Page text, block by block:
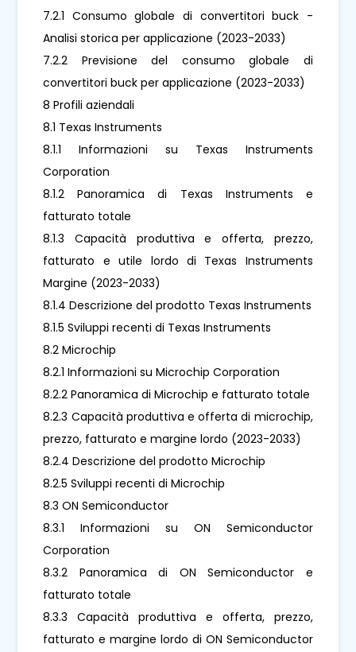
7.2.1 Consumo globale di convertitori buck -
Analisi storica per applicazione (2023-2033)
7.2.2 Previsione del consumo globale di
convertitori buck per applicazione (2023-2033)
8 Profili aziendali
8.1 Texas Instruments
8.1.1 Informazioni su Texas Instruments
Corporation
8.1.2 Panoramica di Texas Instruments e
fatturato totale
8.1.3 Capacità produttiva e offerta, prezzo,
fatturato e utile lordo di Texas Instruments
Margine (2023-2033)
8.1.4 Descrizione del prodotto Texas Instruments
8.1.5 Sviluppi recenti di Texas Instruments
8.2 Microchip
8.2.1 Informazioni su Microchip Corporation
8.2.2 Panoramica di Microchip e fatturato totale
8.2.3 Capacità produttiva e offerta di microchip,
prezzo, fatturato e margine lordo (2023-2033)
8.2.4 Descrizione del prodotto Microchip
8.2.5 Sviluppi recenti di Microchip
8.3 ON Semiconductor
8.3.1 Informazioni su ON Semiconductor
Corporation
8.3.2 Panoramica di ON Semiconductor e
fatturato totale
8.3.3 Capacità produttiva e offerta, prezzo,
fatturato e margine lordo di ON Semiconductor